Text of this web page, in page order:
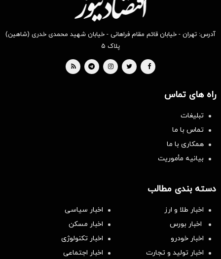
آدرس: تهران - خیابان قائم مقام فراهانی - خیابان شهید محمدی خدری (شاهین)
پلاک ۵
راه های تماس
تبلیغات
تماس با ما
همکاری با ما
بیانیه مأموریت
دسته بندی مطالب
اخبار طلا و ارز
اخبار سیاسی
اخبار بورس
اخبار مسکن
اخبار خودرو
اخبار تکنولوژی
اخبار تولید و تجارت
اخبار اجتماعی